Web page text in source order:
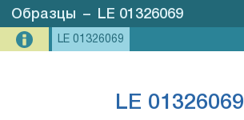
Образцы – LE 01326069
LE 01326069
LE 01326069